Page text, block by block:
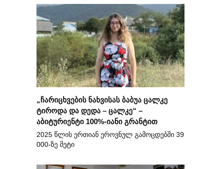
„ჩარიცხვების ნახვისას ბაბუა ცალკე
ტიროდა და დედა – ცალკე“ –
აბიტურიენტი 100%-იანი გრანტით
2025 წლის ერთიან ეროვნულ გამოცდებში 39
000-ზე მეტი